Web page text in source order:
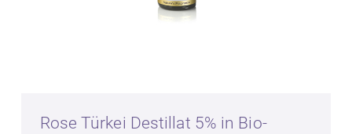
Rose Türkei Destillat 5% in Bio-